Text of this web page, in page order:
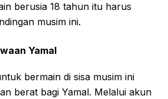
berusia 18 tahun itu harus
musim ini.
Yamal
bermain di sisa musim ini
berat bagi Yamal. Melalui akun